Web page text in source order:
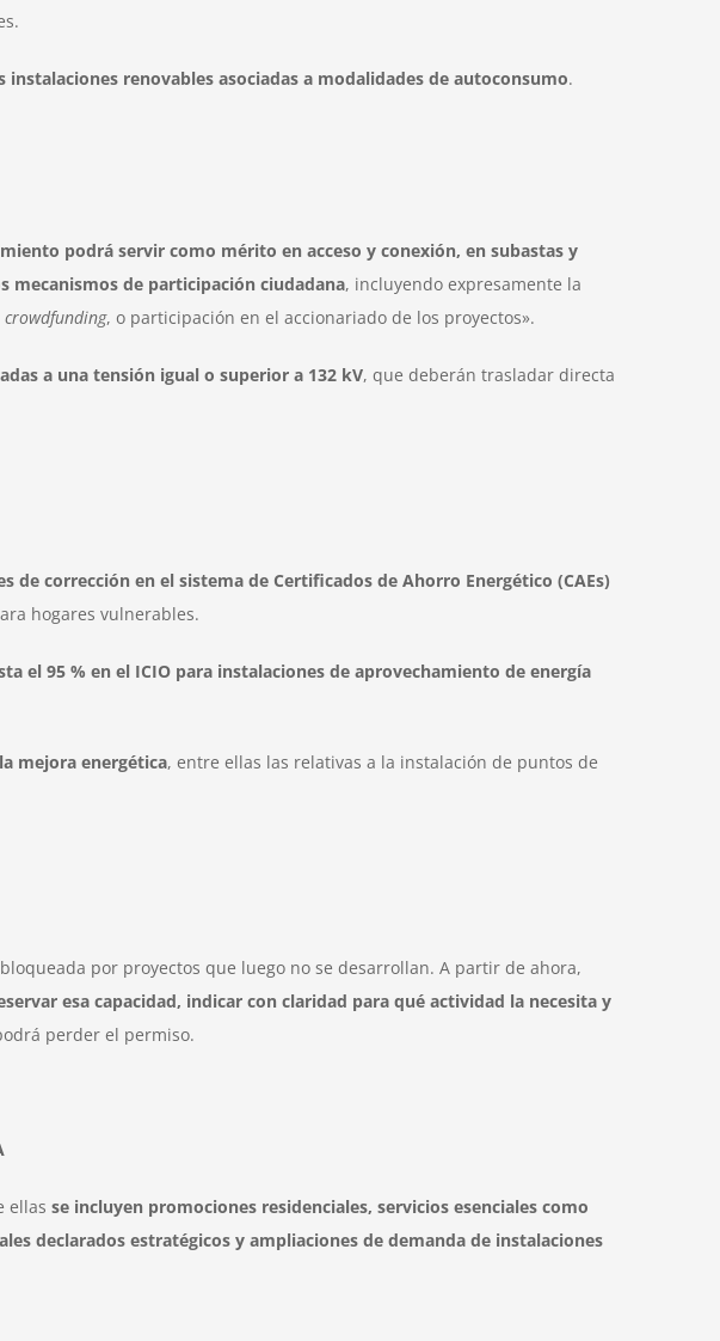
renovables asociadas a modalidades de autoconsumo.
podrá servir como mérito en acceso y conexión, en subastas y
mecanismos de participación ciudadana, incluyendo expresamente la
crowdfunding, o participación en el accionariado de los proyectos».
a una tensión igual o superior a 132 kV, que deberán trasladar directa
de corrección en el sistema de Certificados de Ahorro Energético (CAEs)
hogares vulnerables.
el 95 % en el ICIO para instalaciones de aprovechamiento de energía
mejora energética, entre ellas las relativas a la instalación de puntos de
por proyectos que luego no se desarrollan. A partir de ahora,
esa capacidad, indicar con claridad para qué actividad la necesita y
perder el permiso.
ellas se incluyen promociones residenciales, servicios esenciales como
declarados estratégicos y ampliaciones de demanda de instalaciones